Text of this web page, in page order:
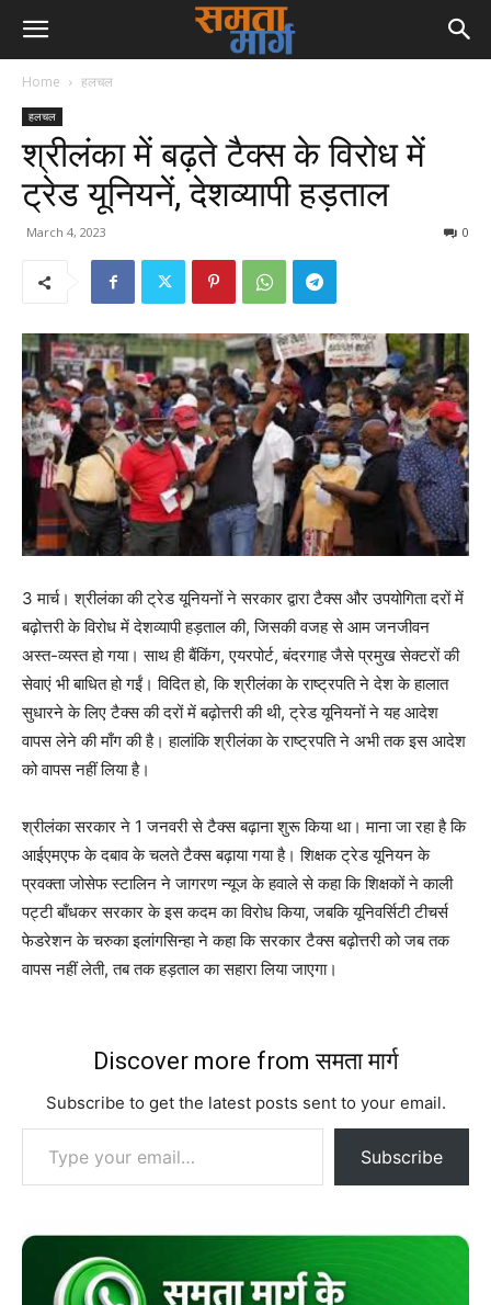
Home हलचल
हलचल
श्रीलंका में बढ़ते टैक्स के विरोध में
ट्रेड यूनियनें, देशव्यापी हड़ताल
March 4, 2023 0
3 मार्च। श्रीलंका की ट्रेड यूनियनों ने सरकार द्वारा टैक्स और उपयोगिता दरों में
बढ़ोत्तरी के विरोध में देशव्यापी हड़ताल की, जिसकी वजह से आम जनजीवन
अस्त-व्यस्त हो गया। साथ ही बैंकिंग, एयरपोर्ट, बंदरगाह जैसे प्रमुख सेक्टरों की
सेवाएं भी बाधित हो गईं। विदित हो, कि श्रीलंका के राष्ट्रपति ने देश के हालात
सुधारने के लिए टैक्स की दरों में बढ़ोत्तरी की थी, ट्रेड यूनियनों ने यह आदेश
वापस लेने की माँग की है। हालांकि श्रीलंका के राष्ट्रपति ने अभी तक इस आदेश
को वापस नहीं लिया है।
श्रीलंका सरकार ने 1 जनवरी से टैक्स बढ़ाना शुरू किया था। माना जा रहा है कि
आईएमएफ के दबाव के चलते टैक्स बढ़ाया गया है। शिक्षक ट्रेड यूनियन के
प्रवक्ता जोसेफ स्टालिन ने जागरण न्यूज के हवाले से कहा कि शिक्षकों ने काली
पट्टी बाँधकर सरकार के इस कदम का विरोध किया, जबकि यूनिवर्सिटी टीचर्स
फेडरेशन के चरुका इलांगसिन्हा ने कहा कि सरकार टैक्स बढ़ोत्तरी को जब तक
वापस नहीं लेती, तब तक हड़ताल का सहारा लिया जाएगा।
Discover more from समता मार्ग
Subscribe to get the latest posts sent to your email.
Type your email…
Subscribe